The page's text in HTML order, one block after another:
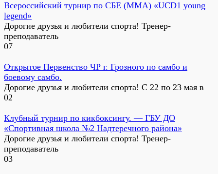
Всероссийский турнир по СБЕ (ММА) «UCD1 young
legend»
Дорогие друзья и любители спорта! Тренер-
преподаватель
07
Открытое Первенство ЧР г. Грозного по самбо и
боевому самбо.
Дорогие друзья и любители спорта! С 22 по 23 мая в
02
Клубный турнир по кикбоксингу. — ГБУ ДО
«Спортивная школа №2 Надтеречного района»
Дорогие друзья и любители спорта! Тренер-
преподаватель
03